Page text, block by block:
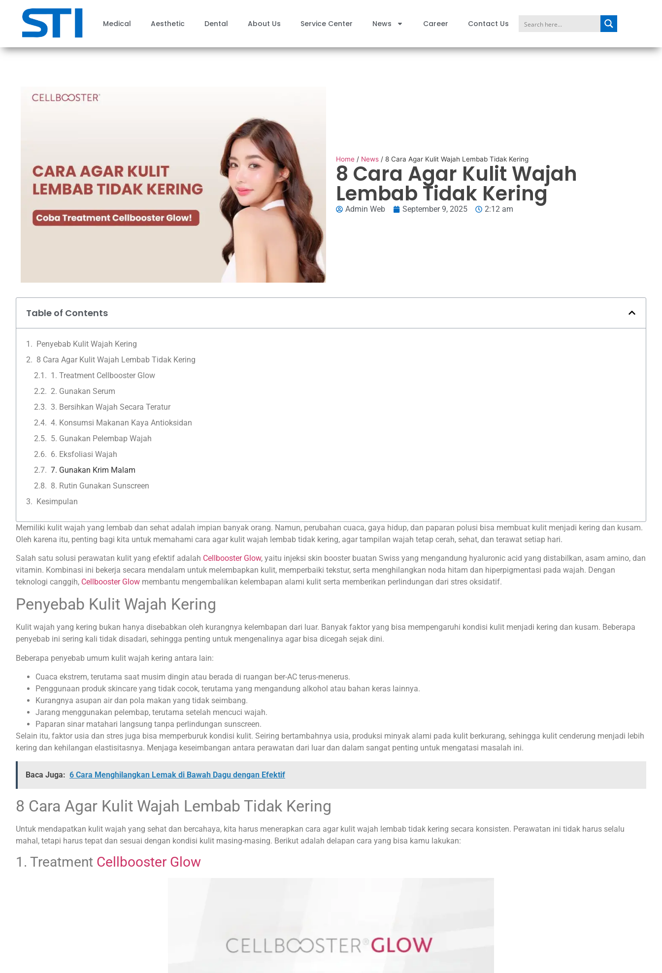
Medical Aesthetic Dental About Us Service Center News Career Contact Us
Home / News / 8 Cara Agar Kulit Wajah Lembab Tidak Kering
8 Cara Agar Kulit Wajah
Lembab Tidak Kering
Admin Web September 9, 2025 2:12 am
Table of Contents
Penyebab Kulit Wajah Kering
8 Cara Agar Kulit Wajah Lembab Tidak Kering
1. Treatment Cellbooster Glow
2. Gunakan Serum
3. Bersihkan Wajah Secara Teratur
4. Konsumsi Makanan Kaya Antioksidan
5. Gunakan Pelembap Wajah
6. Eksfoliasi Wajah
7. Gunakan Krim Malam
8. Rutin Gunakan Sunscreen
Kesimpulan
Memiliki kulit wajah yang lembab dan sehat adalah impian banyak orang. Namun, perubahan cuaca, gaya hidup, dan paparan polusi bisa membuat kulit menjadi kering dan kusam.
Oleh karena itu, penting bagi kita untuk memahami cara agar kulit wajah lembab tidak kering, agar tampilan wajah tetap cerah, sehat, dan terawat setiap hari.
Salah satu solusi perawatan kulit yang efektif adalah Cellbooster Glow, yaitu injeksi skin booster buatan Swiss yang mengandung hyaluronic acid yang distabilkan, asam amino, dan
vitamin. Kombinasi ini bekerja secara mendalam untuk melembapkan kulit, memperbaiki tekstur, serta menghilangkan noda hitam dan hiperpigmentasi pada wajah. Dengan
teknologi canggih, Cellbooster Glow membantu mengembalikan kelembapan alami kulit serta memberikan perlindungan dari stres oksidatif.
Penyebab Kulit Wajah Kering
Kulit wajah yang kering bukan hanya disebabkan oleh kurangnya kelembapan dari luar. Banyak faktor yang bisa mempengaruhi kondisi kulit menjadi kering dan kusam. Beberapa
penyebab ini sering kali tidak disadari, sehingga penting untuk mengenalinya agar bisa dicegah sejak dini.
Beberapa penyebab umum kulit wajah kering antara lain:
Cuaca ekstrem, terutama saat musim dingin atau berada di ruangan ber-AC terus-menerus.
Penggunaan produk skincare yang tidak cocok, terutama yang mengandung alkohol atau bahan keras lainnya.
Kurangnya asupan air dan pola makan yang tidak seimbang.
Jarang menggunakan pelembap, terutama setelah mencuci wajah.
Paparan sinar matahari langsung tanpa perlindungan sunscreen.
Selain itu, faktor usia dan stres juga bisa memperburuk kondisi kulit. Seiring bertambahnya usia, produksi minyak alami pada kulit berkurang, sehingga kulit cenderung menjadi lebih
kering dan kehilangan elastisitasnya. Menjaga keseimbangan antara perawatan dari luar dan dalam sangat penting untuk mengatasi masalah ini.
Baca Juga: 6 Cara Menghilangkan Lemak di Bawah Dagu dengan Efektif
8 Cara Agar Kulit Wajah Lembab Tidak Kering
Untuk mendapatkan kulit wajah yang sehat dan bercahaya, kita harus menerapkan cara agar kulit wajah lembab tidak kering secara konsisten. Perawatan ini tidak harus selalu
mahal, tetapi harus tepat dan sesuai dengan kondisi kulit masing-masing. Berikut adalah delapan cara yang bisa kamu lakukan:
1. Treatment Cellbooster Glow